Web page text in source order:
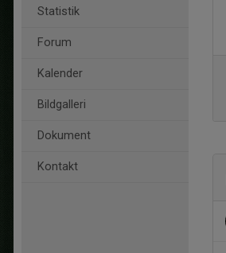
Statistik
Forum
Kalender
Bildgalleri
Dokument
Kontakt